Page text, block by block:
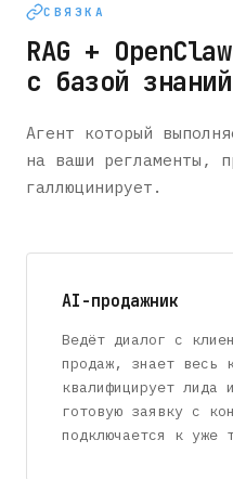
СВЯЗКА
RAG +
с базой знаний
Агент который
на ваши регламенты,
галлюцинирует.
AI-продажник
Ведёт диалог с
продаж, знает весь
квалифицирует лида
готовую заявку с
подключается к уже